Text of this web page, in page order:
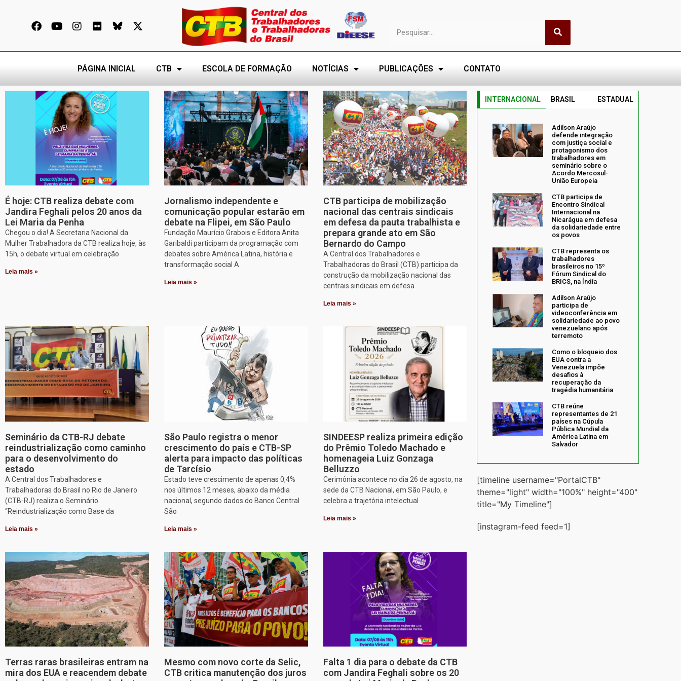
PÁGINA INICIAL CTB ESCOLA DE FORMAÇÃO NOTÍCIAS PUBLICAÇÕES CONTATO
É hoje: CTB realiza debate com
Jandira Feghali pelos 20 anos da
Lei Maria da Penha
Chegou o dia! A Secretaria Nacional da
Mulher Trabalhadora da CTB realiza hoje, às
15h, o debate virtual em celebração
Leia mais »
Jornalismo independente e
comunicação popular estarão em
debate na Flipei, em São Paulo
Fundação Maurício Grabois e Editora Anita
Garibaldi participam da programação com
debates sobre América Latina, história e
transformação social A
Leia mais »
CTB participa de mobilização
nacional das centrais sindicais
em defesa da pauta trabalhista e
prepara grande ato em São
Bernardo do Campo
A Central dos Trabalhadores e
Trabalhadoras do Brasil (CTB) participa da
construção da mobilização nacional das
centrais sindicais em defesa
Leia mais »
Seminário da CTB-RJ debate
reindustrialização como caminho
para o desenvolvimento do
estado
A Central dos Trabalhadores e
Trabalhadoras do Brasil no Rio de Janeiro
(CTB-RJ) realiza o Seminário
“Reindustrialização como Base da
Leia mais »
São Paulo registra o menor
crescimento do país e CTB-SP
alerta para impacto das políticas
de Tarcísio
Estado teve crescimento de apenas 0,4%
nos últimos 12 meses, abaixo da média
nacional, segundo dados do Banco Central
São
Leia mais »
SINDEESP realiza primeira edição
do Prêmio Toledo Machado e
homenageia Luiz Gonzaga
Belluzzo
Cerimônia acontece no dia 26 de agosto, na
sede da CTB Nacional, em São Paulo, e
celebra a trajetória intelectual
Leia mais »
Terras raras brasileiras entram na
mira dos EUA e reacendem debate
Mesmo com novo corte da Selic,
CTB critica manutenção dos juros
Falta 1 dia para o debate da CTB
com Jandira Feghali sobre os 20
INTERNACIONAL BRASIL ESTADUAL
Adilson Araújo
defende integração
com justiça social e
protagonismo dos
trabalhadores em
seminário sobre o
Acordo Mercosul-
União Europeia
CTB participa de
Encontro Sindical
Internacional na
Nicarágua em defesa
da solidariedade entre
os povos
CTB representa os
trabalhadores
brasileiros no 15º
Fórum Sindical do
BRICS, na Índia
Adilson Araújo
participa de
videoconferência em
solidariedade ao povo
venezuelano após
terremoto
Como o bloqueio dos
EUA contra a
Venezuela impõe
desafios à
recuperação da
tragédia humanitária
CTB reúne
representantes de 21
países na Cúpula
Pública Mundial da
América Latina em
Salvador
[timeline username="PortalCTB"
theme="light" width="100%" height="400"
title="My Timeline"]
[instagram-feed feed=1]